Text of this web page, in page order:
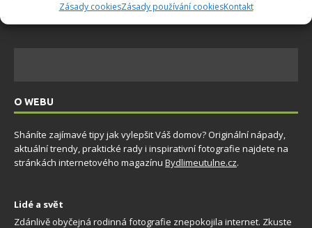
Zásady cookiesZásady používání cookiesKontakt
O WEBU
Sháníte zajímavé tipy jak vylepšit Váš domov? Originální nápady,
aktuální trendy, praktické rady i inspirativní fotografie najdete na
stránkách internetového magazínu Bydlimeutulne.cz.
Lidé a svět
Zdánlivě obyčejná rodinná fotografie znepokojila internet. Zkuste